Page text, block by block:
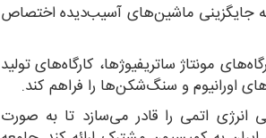
به جایگزینی ماشین‌های آسیب‌دیده اختصاص
مونتاژ ساتریفیوژ‌ها، کارگاه‌های تولید
اورانیوم و سنگ‌شکن‌ها را فراهم کند.
انرژی اتمی را قادر می‌سازد تا به صورت